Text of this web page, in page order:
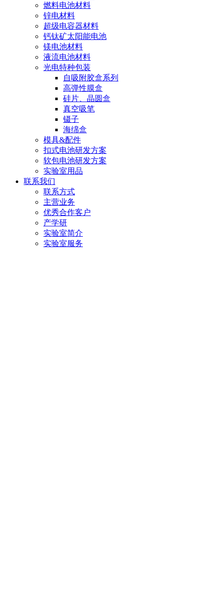
燃料电池材料
锌电材料
超级电容器材料
钙钛矿太阳能电池
镁电池材料
液流电池材料
光电特种包装
自吸附胶盒系列
高弹性膜盒
硅片、晶圆盒
真空吸笔
镊子
海绵盒
模具&配件
扣式电池研发方案
软包电池研发方案
实验室用品
联系我们
联系方式
主营业务
优秀合作客户
产学研
实验室简介
实验室服务